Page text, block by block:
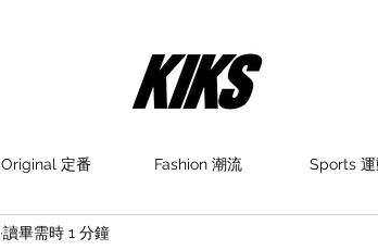
Original 定番 Fashion 潮流 Sports 運
讀畢需時 1 分鐘